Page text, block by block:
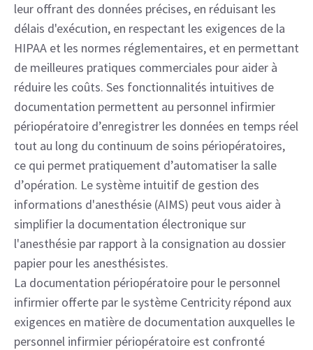
leur offrant des données précises, en réduisant les
délais d'exécution, en respectant les exigences de la
HIPAA et les normes réglementaires, et en permettant
de meilleures pratiques commerciales pour aider à
réduire les coûts. Ses fonctionnalités intuitives de
documentation permettent au personnel infirmier
périopératoire d’enregistrer les données en temps réel
tout au long du continuum de soins périopératoires,
ce qui permet pratiquement d’automatiser la salle
d’opération. Le système intuitif de gestion des
informations d'anesthésie (AIMS) peut vous aider à
simplifier la documentation électronique sur
l'anesthésie par rapport à la consignation au dossier
papier pour les anesthésistes.
La documentation périopératoire pour le personnel
infirmier offerte par le système Centricity répond aux
exigences en matière de documentation auxquelles le
personnel infirmier périopératoire est confronté